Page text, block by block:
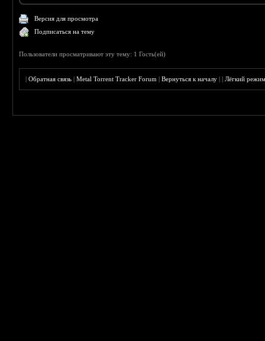
Версия для просмотра
Подписаться на тему
Пользователи просматривают эту тему: 1 Гость(ей)
|Обратная связь |Metal Torrent Tracker Forum |Вернуться к началу ||Лёгкий